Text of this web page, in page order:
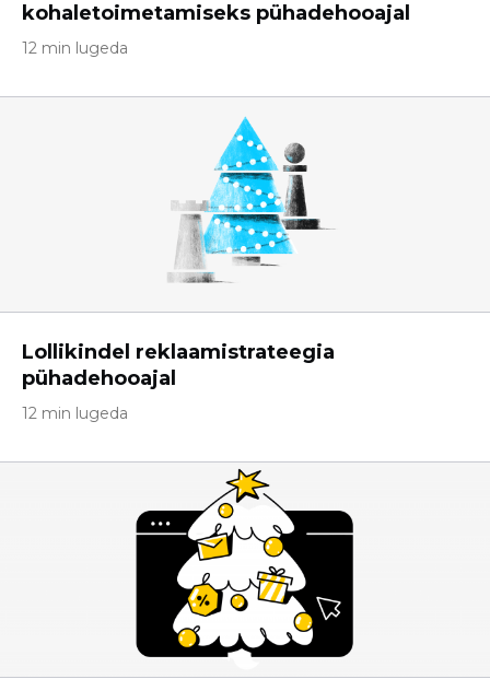
kohaletoimetamiseks pühadehooajal
12 min lugeda
Lollikindel reklaamistrateegia
pühadehooajal
12 min lugeda